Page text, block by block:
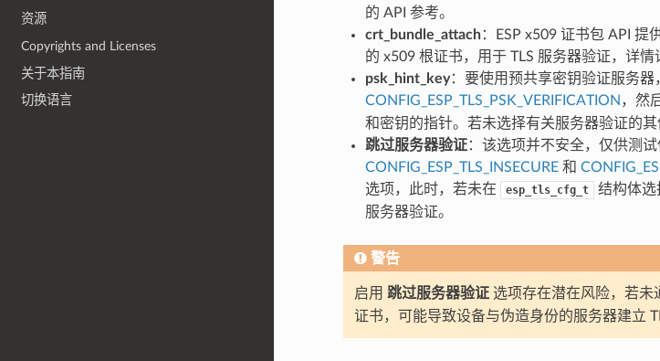
资源
Copyrights and Licenses
关于本指南
切换语言
的 API 参考。
crt_bundle_attach：ESP x509 证书包 API 提
的 x509 根证书，用于 TLS 服务器验证，详情
psk_hint_key：要使用预共享密钥验证服务器
CONFIG_ESP_TLS_PSK_VERIFICATION ，然
和密钥的指针。若未选择有关服务器验证的其
跳过服务器验证：该选项并不安全，仅供测试
CONFIG_ESP_TLS_INSECURE和
选项，此时，若未在
esp_tls_cfg_t
结构体选
服务器验证。
警告
启用 跳过服务器验证选项存在潜在风险，若未
证书，可能导致设备与伪造身份的服务器建立